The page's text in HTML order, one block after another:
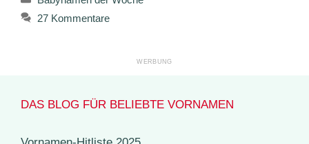
27 Kommentare
DAS BLOG FÜR BELIEBTE VORNAMEN